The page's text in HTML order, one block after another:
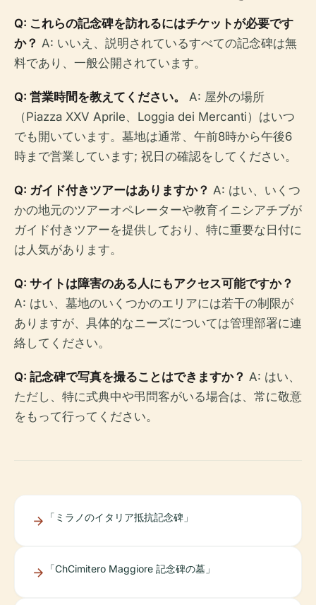
Q: これらの記念碑を訪れるにはチケットが必要です
か？ A: いいえ、説明されているすべての記念碑は無
料であり、一般公開されています。
Q: 営業時間を教えてください。
A: 屋外の場所
（Piazza XXV Aprile、Loggia dei Mercanti）はいつ
でも開いています。墓地は通常、午前8時から午後6
時まで営業しています; 祝日の確認をしてください。
Q: ガイド付きツアーはありますか？ A: はい、いくつ
かの地元のツアーオペレーターや教育イニシアチブが
ガイド付きツアーを提供しており、特に重要な日付に
は人気があります。
Q: サイトは障害のある人にもアクセス可能ですか？
A: はい、墓地のいくつかのエリアには若干の制限が
ありますが、具体的なニーズについては管理部署に連
絡してください。
Q: 記念碑で写真を撮ることはできますか？ A: はい、
ただし、特に式典中や弔問客がいる場合は、常に敬意
をもって行ってください。
「ミラノのイタリア抵抗記念碑」
「ChCimitero Maggiore 記念碑の墓」